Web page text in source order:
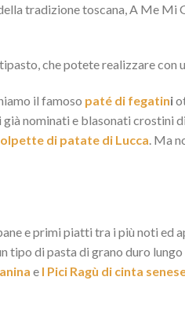
tradizione toscana, A Me Mi
che potete realizzare con
il famoso paté di fegatini
nominati e blasonati crostini
di patate di Lucca. Ma
e primi piatti tra i più noti
tipo di pasta di grano duro
e I Pici Ragù di cinta